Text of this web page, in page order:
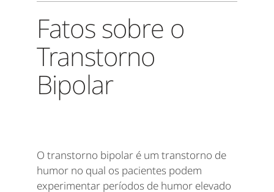
Fatos sobre o
Transtorno
Bipolar
O transtorno bipolar é um transtorno de
humor no qual os pacientes podem
experimentar períodos de humor elevado